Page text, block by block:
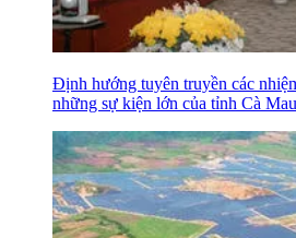
Định hướng tuyên truyền các
những sự kiện lớn của tỉnh Cà Mau